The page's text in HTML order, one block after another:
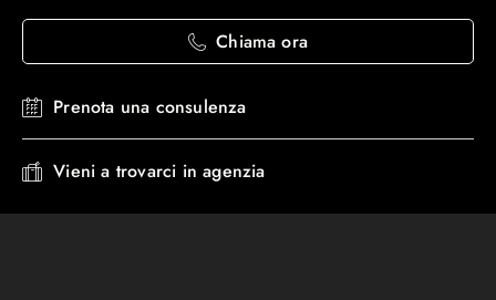
Chiama ora
Prenota una consulenza
Vieni a trovarci in agenzia